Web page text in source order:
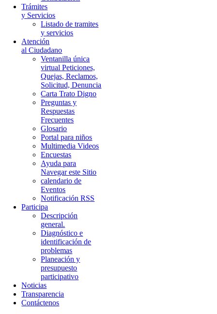
Trámites
y Servicios
Listado de tramites
y servicios
Atención
al Ciudadano
Ventanilla única
virtual Peticiones,
Quejas, Reclamos,
Solicitud, Denuncia
Carta Trato Digno
Preguntas y
Respuestas
Frecuentes
Glosario
Portal para niños
Multimedia Videos
Encuestas
Ayuda para
Navegar este Sitio
calendario de
Eventos
Notificación RSS
Participa
Descripción
general.
Diagnóstico e
identificación de
problemas
Planeación y
presupuesto
participativo
Noticias
Transparencia
Contáctenos